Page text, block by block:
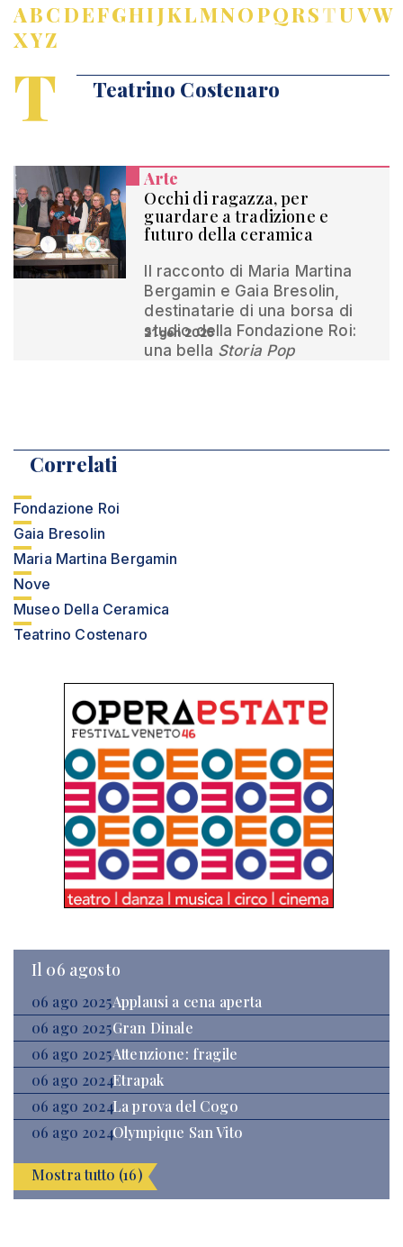
ABCDEFGHIJKLMNOPQRSTUVW
XYZ
T Teatrino Costenaro
Arte
Occhi di ragazza, per
guardare a tradizione e
futuro della ceramica
Il racconto di Maria Martina
Bergamin e Gaia Bresolin,
destinatarie di una borsa di
studio della Fondazione Roi:
una bella Storia Pop
21 gen 2025
Correlati
Fondazione Roi
Gaia Bresolin
Maria Martina Bergamin
Nove
Museo Della Ceramica
Teatrino Costenaro
Il 06 agosto
06 ago 2025Applausi a cena aperta
06 ago 2025Gran Dinale
06 ago 2025Attenzione: fragile
06 ago 2024Etrapak
06 ago 2024La prova del Cogo
06 ago 2024Olympique San Vito
Mostra tutto (16)